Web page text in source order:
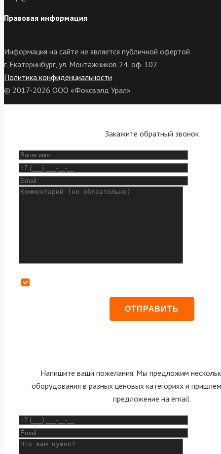
Правовая информация
Информация на сайте не является публичной офертой
г. Екатеринбург, ул. Монтажников 24, оф. 102
Политика конфиденциальности
© 2017-2026 ООО «Фоксвэлд Урал»
Закажите обратный звонок
Напишите ваши пожелания. Мы предложим
оборудования в разных ценовых категориях и
предложение на email.